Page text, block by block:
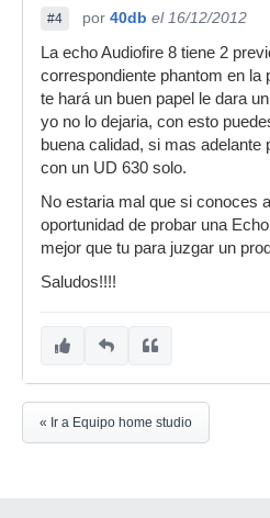
#4 por 40db el 16/12/2012
La echo Audiofire 8 tiene 2
correspondiente phantom en la
te hará un buen papel le dara
yo no lo dejaria, con esto
buena calidad, si mas adelante
con un UD 630 solo.
No estaria mal que si conoces
oportunidad de probar una
mejor que tu para juzgar un
Saludos!!!!
« Ir a Equipo home studio